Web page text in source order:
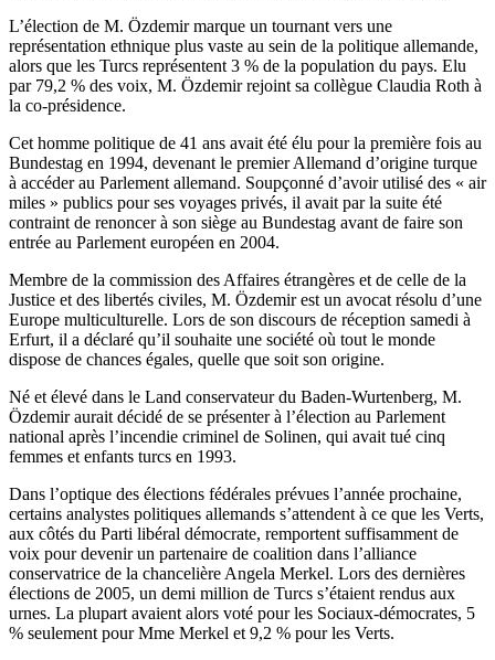
L’élection de M. Özdemir marque un tournant vers une
représentation ethnique plus vaste au sein de la politique allemande,
alors que les Turcs représentent 3 % de la population du pays. Elu
par 79,2 % des voix, M. Özdemir rejoint sa collègue Claudia Roth à
la co-présidence.
Cet homme politique de 41 ans avait été élu pour la première fois au
Bundestag en 1994, devenant le premier Allemand d’origine turque
à accéder au Parlement allemand. Soupçonné d’avoir utilisé des « air
miles » publics pour ses voyages privés, il avait par la suite été
contraint de renoncer à son siège au Bundestag avant de faire son
entrée au Parlement européen en 2004.
Membre de la commission des Affaires étrangères et de celle de la
Justice et des libertés civiles, M. Özdemir est un avocat résolu d’une
Europe multiculturelle. Lors de son discours de réception samedi à
Erfurt, il a déclaré qu’il souhaite une société où tout le monde
dispose de chances égales, quelle que soit son origine.
Né et élevé dans le Land conservateur du Baden-Wurtenberg, M.
Özdemir aurait décidé de se présenter à l’élection au Parlement
national après l’incendie criminel de Solinen, qui avait tué cinq
femmes et enfants turcs en 1993.
Dans l’optique des élections fédérales prévues l’année prochaine,
certains analystes politiques allemands s’attendent à ce que les Verts,
aux côtés du Parti libéral démocrate, remportent suffisamment de
voix pour devenir un partenaire de coalition dans l’alliance
conservatrice de la chancelière Angela Merkel. Lors des dernières
élections de 2005, un demi million de Turcs s’étaient rendus aux
urnes. La plupart avaient alors voté pour les Sociaux-démocrates, 5
% seulement pour Mme Merkel et 9,2 % pour les Verts.